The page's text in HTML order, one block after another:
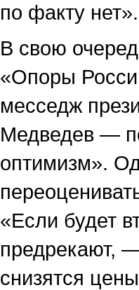
по факту нет».
В свою
«Опоры
месседж
Медведев —
оптимизм».
«Если будет
предрекают,
снизятся